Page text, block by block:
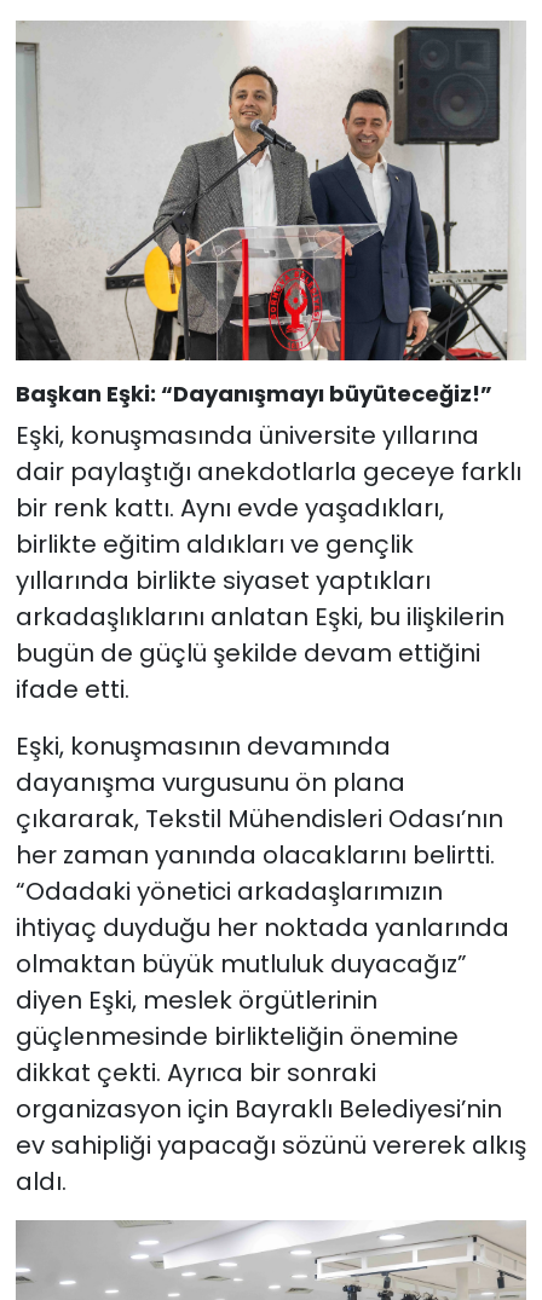
Başkan Eşki: “Dayanışmayı büyüteceğiz!”
Eşki, konuşmasında üniversite yıllarına
dair paylaştığı anekdotlarla geceye farklı
bir renk kattı. Aynı evde yaşadıkları,
birlikte eğitim aldıkları ve gençlik
yıllarında birlikte siyaset yaptıkları
arkadaşlıklarını anlatan Eşki, bu ilişkilerin
bugün de güçlü şekilde devam ettiğini
ifade etti.
Eşki, konuşmasının devamında
dayanışma vurgusunu ön plana
çıkararak, Tekstil Mühendisleri Odası’nın
her zaman yanında olacaklarını belirtti.
“Odadaki yönetici arkadaşlarımızın
ihtiyaç duyduğu her noktada yanlarında
olmaktan büyük mutluluk duyacağız”
diyen Eşki, meslek örgütlerinin
güçlenmesinde birlikteliğin önemine
dikkat çekti. Ayrıca bir sonraki
organizasyon için Bayraklı Belediyesi’nin
ev sahipliği yapacağı sözünü vererek alkış
aldı.